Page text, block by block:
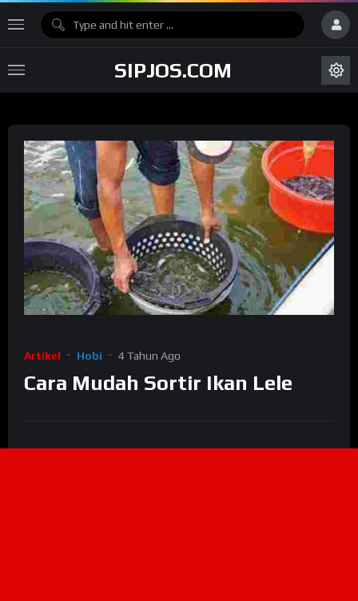
SIPJOS.COM
Artikel Hobi 4 Tahun Ago
Cara Mudah Sortir Ikan Lele